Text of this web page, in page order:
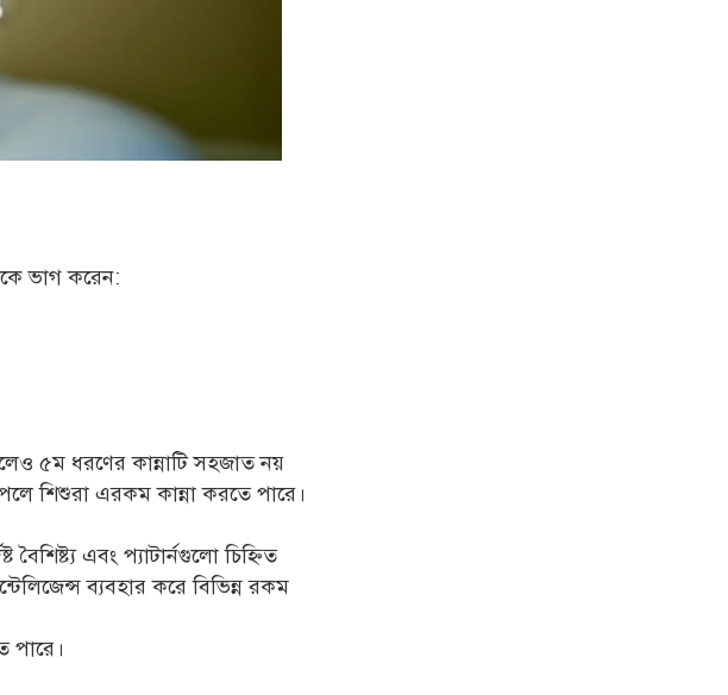
ভাগ করেন:
৫ম ধরণের কান্নাটি সহজাত নয়
শিশুরা এরকম কান্না করতে পারে।
এবং প্যাটার্নগুলো চিহ্নিত
ব্যবহার করে বিভিন্ন রকম
পারে।